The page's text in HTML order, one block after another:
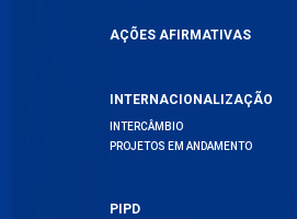
AÇÕES AFIRMATIVAS
INTERNACIONALIZAÇÃO
INTERCÂMBIO
PROJETOS EM ANDAMENTO
PIPD